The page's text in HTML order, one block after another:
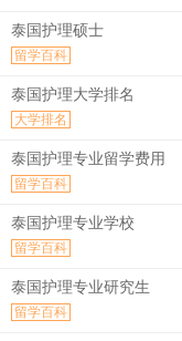
泰国护理硕士
留学百科
泰国护理大学排名
大学排名
泰国护理专业留学费用
留学百科
泰国护理专业学校
留学百科
泰国护理专业研究生
留学百科